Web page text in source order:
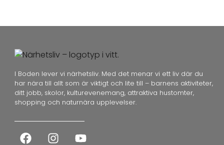
I Boden lever vi närhetsliv. Med det menar vi ett liv där du
har nära till allt som är viktigt och lite till – barnens aktiviteter,
ditt jobb, skolor, kulturevenemang, attraktiva hustomter,
shopping och naturnära upplevelser.